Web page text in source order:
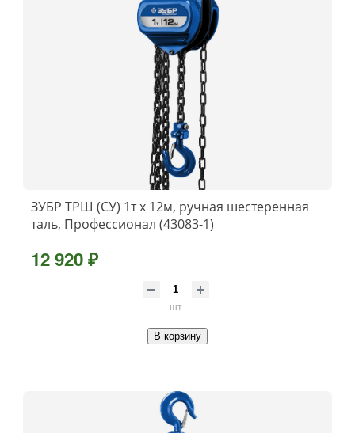
ЗУБР ТРШ (СУ) 1т х 12м, ручная шестеренная
таль, Профессионал (43083-1)
12 920 ₽
шт
В корзину